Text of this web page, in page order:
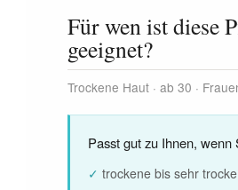
Für wen ist diese
geeignet?
Trockene Haut · ab 30 ·
Passt gut zu Ihnen,
✓ trockene bis sehr